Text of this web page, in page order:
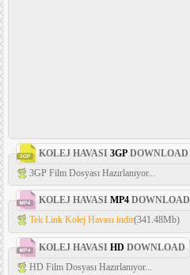
KOLEJ HAVASI 3GP DOWNLOAD
3GP Film Dosyası Hazırlanıyor...
KOLEJ HAVASI MP4 DOWNLOAD
Tek Link Kolej Havası indir(341.48Mb)
KOLEJ HAVASI HD DOWNLOAD
HD Film Dosyası Hazırlanıyor...